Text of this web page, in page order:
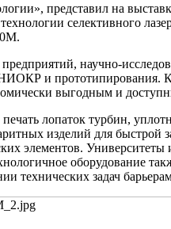
представил на
селективного
научно-
и
выгодным и
лопаток турбин,
изделий для
элементов.
оборудование
технических задач